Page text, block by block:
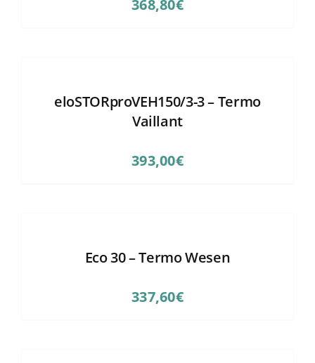
368,80€
eloSTORproVEH150/3-3 – Termo
Vaillant
393,00€
Eco 30 – Termo Wesen
337,60€